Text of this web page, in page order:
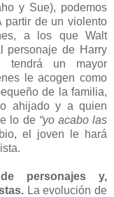
y Sue), podemos
partir de un violento
a los que Walt
personaje de Harry
tendrá un mayor
le acogen como
de la familia,
ahijado y a quien
lo de “yo acabo las
el joven le hará
personajes y,
La evolución de